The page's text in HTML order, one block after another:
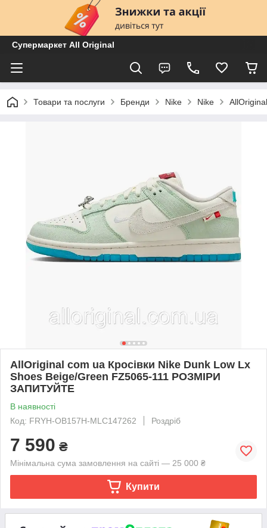
Супермаркет All Original
Товари та послуги Бренди Nike Nike
AllOriginal com ua Кросівки Nike Dunk Low Lx
Shoes Beige/Green FZ5065-111 РОЗМІРИ
ЗАПИТУЙТЕ
В наявності
Код: FRYH-OB157H-MLC147262
Роздріб
7 590 ₴
Мінімальна сума замовлення на сайті — 25 000 ₴
Купити